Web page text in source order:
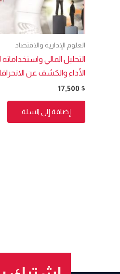
العلوم الإدارية والاقتصاد
التحليل المالي
الأداء والكشف عن
17,500 $
إضافة إلى السلة